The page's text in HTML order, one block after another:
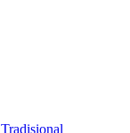
Tradisional